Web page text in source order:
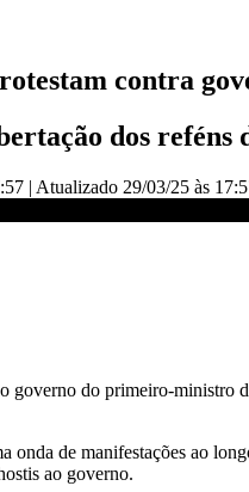
contra
dos
| Atualizado 29/03/25 às
governo do primeiro-ministro
onda de manifestações ao
ao governo.